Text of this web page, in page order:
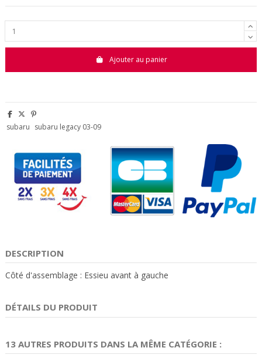
Ajouter au panier
subaru subaru legacy 03-09
DESCRIPTION
Côté d'assemblage : Essieu avant à gauche
DÉTAILS DU PRODUIT
13 AUTRES PRODUITS DANS LA MÊME CATÉGORIE :